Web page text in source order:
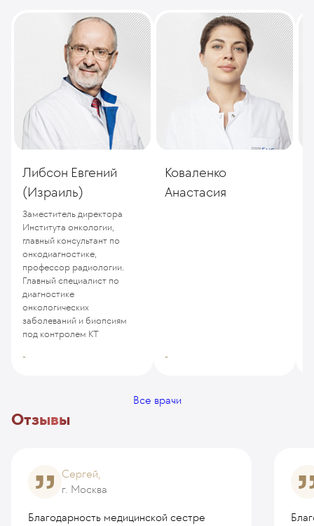
Либсон Евгений
(Израиль)
Заместитель директора
Института онкологии,
главный консультант по
онкодиагностике,
профессор радиологии.
Главный специалист по
диагностике
онкологических
заболеваний и биопсиям
под контролем КТ
-
Коваленко
Анастасия
-
Все врачи
Отзывы
Сергей,
г. Москва
Благодарность медицинской сестре